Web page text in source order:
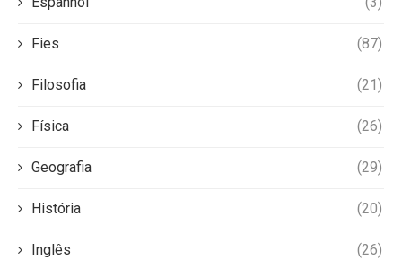
Fies (87)
Filosofia (21)
Física (26)
Geografia (29)
História (20)
Inglês (26)